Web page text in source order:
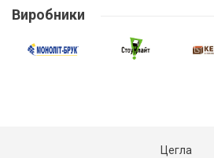
Виробники
Цегла